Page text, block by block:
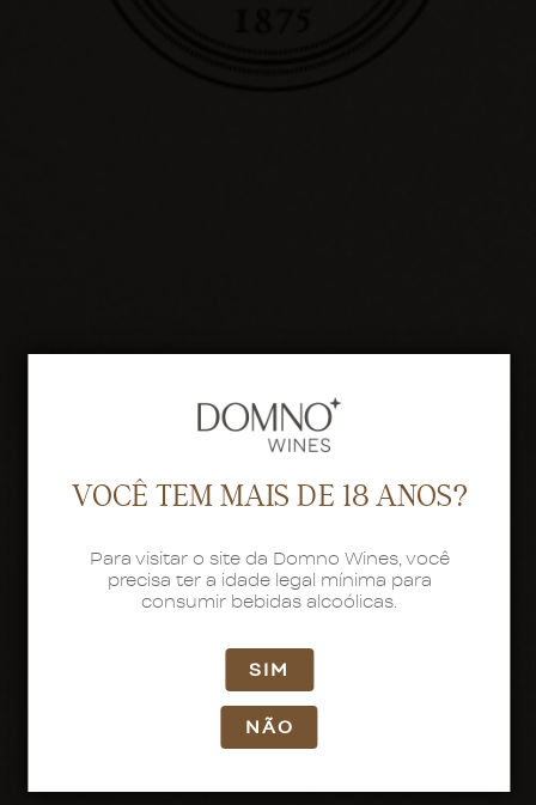
VOCÊ TEM MAIS DE 18 ANOS?
Para visitar o site da Domno Wines, você
precisa ter a idade legal mínima para
consumir bebidas alcoólicas.
SIM
NÃO